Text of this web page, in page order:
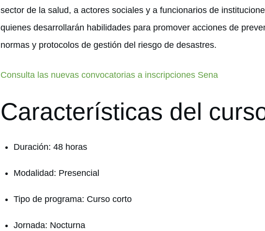
sector de la salud, a actores sociales y a funcionarios de
quienes desarrollarán habilidades para promover acciones de
normas y protocolos de gestión del riesgo de desastres.
Consulta las nuevas convocatorias a inscripciones Sena
Características del
Duración: 48 horas
Modalidad: Presencial
Tipo de programa: Curso corto
Jornada: Nocturna